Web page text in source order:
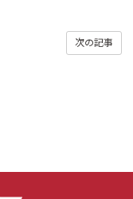
次の記事